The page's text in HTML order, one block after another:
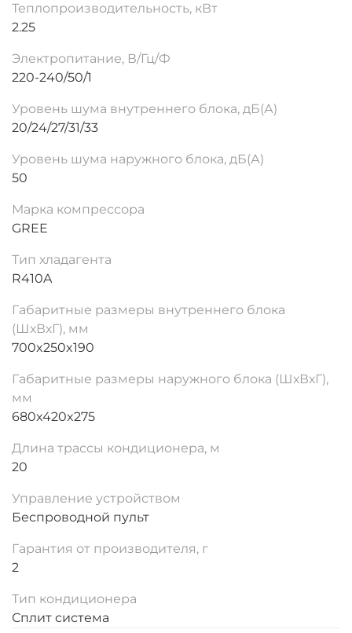
Теплопроизводительность, кВт
2.25
Электропитание, В/Гц/Ф
220-240/50/1
Уровень шума внутреннего блока, дБ(А)
20/24/27/31/33
Уровень шума наружного блока, дБ(А)
50
Марка компрессора
GREE
Тип хладагента
R410A
Габаритные размеры внутреннего блока
(ШхВхГ), мм
700x250x190
Габаритные размеры наружного блока (ШхВхГ),
мм
680x420x275
Длина трассы кондиционера, м
20
Управление устройством
Беспроводной пульт
Гарантия от производителя, г
2
Тип кондиционера
Сплит система